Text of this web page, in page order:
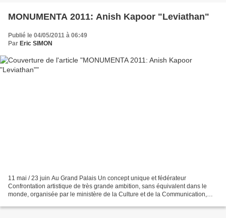
MONUMENTA 2011: Anish Kapoor "Leviathan"
Publié le 04/05/2011 à 06:49
Par Eric SIMON
11 mai / 23 juin Au Grand Palais Un concept unique et fédérateur
Confrontation artistique de très grande ambition, sans équivalent dans le
monde, organisée par le ministère de la Culture et de la Communication,